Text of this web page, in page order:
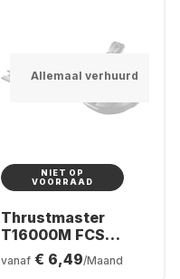
Allemaal verhuurd
NIET OP
VOORRAAD
Thrustmaster
T16000M FCS
Flight Simulator
Controller
vanaf € 6,49/Maand